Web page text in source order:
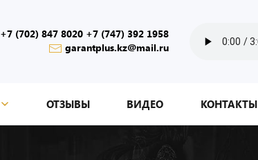
+7 (702) 847 8020 +7 (747) 392 1958
garantplus.kz@mail.ru
ОТЗЫВЫ ВИДЕО КОНТАКТЫ